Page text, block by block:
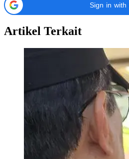
Sign in with
Artikel Terkait